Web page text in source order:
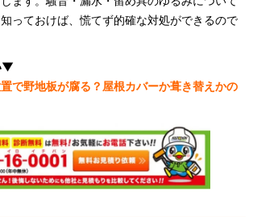
っておけば、慌てず的確な対処ができるので
▼
置で野地板が腐る？屋根カバーか葺き替えかの